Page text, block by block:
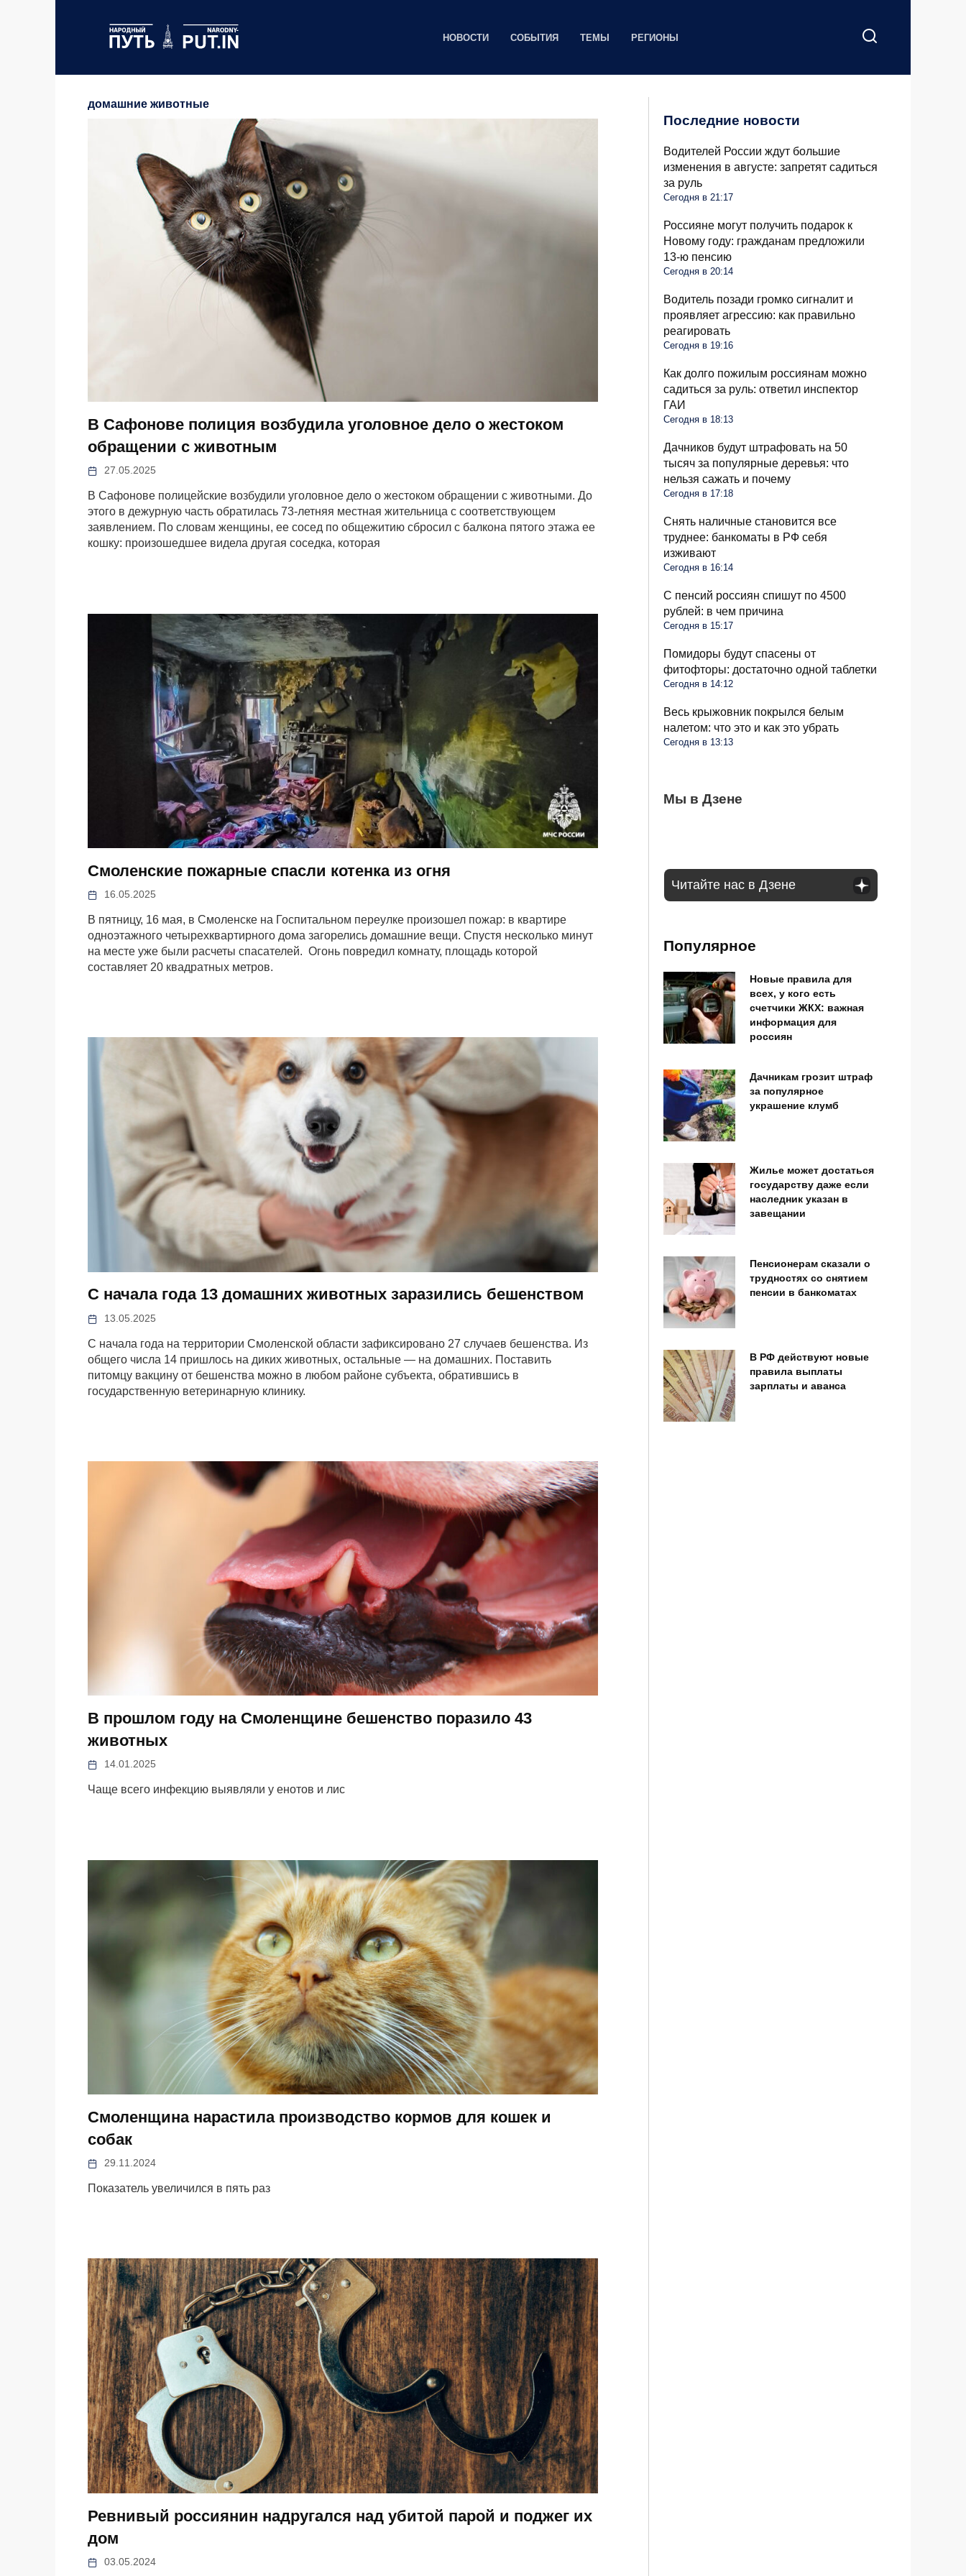
НОВОСТИ СОБЫТИЯ ТЕМЫ РЕГИОНЫ
домашние животные
В Сафонове полиция возбудила уголовное дело о жестоком
обращении с животным
27.05.2025
В Сафонове полицейские возбудили уголовное дело о жестоком обращении с животными. До
этого в дежурную часть обратилась 73-летняя местная жительница с соответствующем
заявлением. По словам женщины, ее сосед по общежитию сбросил с балкона пятого этажа ее
кошку: произошедшее видела другая соседка, которая
Смоленские пожарные спасли котенка из огня
16.05.2025
В пятницу, 16 мая, в Смоленске на Госпитальном переулке произошел пожар: в квартире
одноэтажного четырехквартирного дома загорелись домашние вещи. Спустя несколько минут
на месте уже были расчеты спасателей. Огонь повредил комнату, площадь которой
составляет 20 квадратных метров.
С начала года 13 домашних животных заразились бешенством
13.05.2025
С начала года на территории Смоленской области зафиксировано 27 случаев бешенства. Из
общего числа 14 пришлось на диких животных, остальные — на домашних. Поставить
питомцу вакцину от бешенства можно в любом районе субъекта, обратившись в
государственную ветеринарную клинику.
В прошлом году на Смоленщине бешенство поразило 43
животных
14.01.2025
Чаще всего инфекцию выявляли у енотов и лис
Смоленщина нарастила производство кормов для кошек и
собак
29.11.2024
Показатель увеличился в пять раз
Ревнивый россиянин надругался над убитой парой и поджег их
дом
03.05.2024
Последние новости
Водителей России ждут большие
изменения в августе: запретят садиться
за руль
Сегодня в 21:17
Россияне могут получить подарок к
Новому году: гражданам предложили
13-ю пенсию
Сегодня в 20:14
Водитель позади громко сигналит и
проявляет агрессию: как правильно
реагировать
Сегодня в 19:16
Как долго пожилым россиянам можно
садиться за руль: ответил инспектор
ГАИ
Сегодня в 18:13
Дачников будут штрафовать на 50
тысяч за популярные деревья: что
нельзя сажать и почему
Сегодня в 17:18
Снять наличные становится все
труднее: банкоматы в РФ себя
изживают
Сегодня в 16:14
С пенсий россиян спишут по 4500
рублей: в чем причина
Сегодня в 15:17
Помидоры будут спасены от
фитофторы: достаточно одной таблетки
Сегодня в 14:12
Весь крыжовник покрылся белым
налетом: что это и как это убрать
Сегодня в 13:13
Мы в Дзене
Водителей России ждут большие
изменения в августе: запретят садиться
Россияне могут получить подарок к
Водитель позади громко сигналит и
Читайте нас в Дзене
Популярное
Новые правила для
всех, у кого есть
счетчики ЖКХ: важная
информация для
россиян
Дачникам грозит штраф
за популярное
украшение клумб
Жилье может достаться
государству даже если
наследник указан в
завещании
Пенсионерам сказали о
трудностях со снятием
пенсии в банкоматах
В РФ действуют новые
правила выплаты
зарплаты и аванса